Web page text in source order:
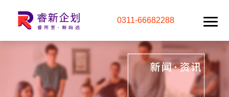
0311-66682288